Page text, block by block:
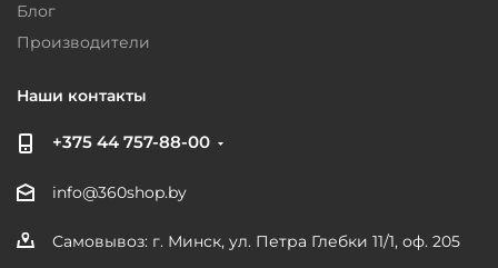
Блог
Производители
Наши контакты
+375 44 757-88-00
info@360shop.by
Самовывоз: г. Минск, ул. Петра Глебки 11/1, оф. 205